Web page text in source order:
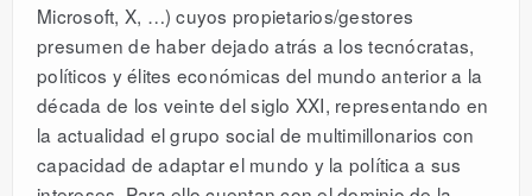
Microsoft, X, …) cuyos propietarios/gestores
presumen de haber dejado atrás a los tecnócratas,
políticos y élites económicas del mundo anterior a la
década de los veinte del siglo XXI, representando en
la actualidad el grupo social de multimillonarios con
capacidad de adaptar el mundo y la política a sus